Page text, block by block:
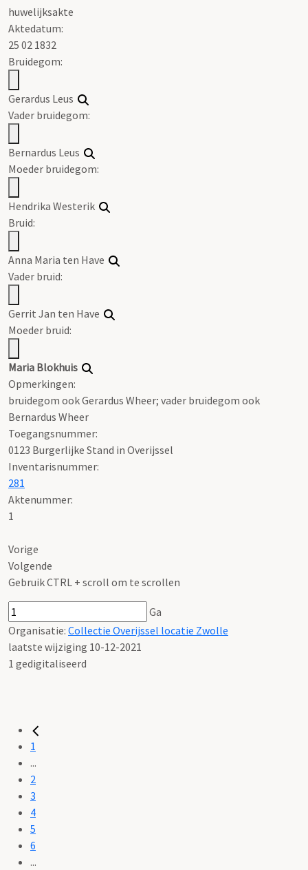
huwelijksakte
Aktedatum:
25 02 1832
Bruidegom:
Gerardus Leus
Vader bruidegom:
Bernardus Leus
Moeder bruidegom:
Hendrika Westerik
Bruid:
Anna Maria ten Have
Vader bruid:
Gerrit Jan ten Have
Moeder bruid:
Maria Blokhuis
Opmerkingen:
bruidegom ook Gerardus Wheer; vader bruidegom ook
Bernardus Wheer
Toegangsnummer:
0123 Burgerlijke Stand in Overijssel
Inventarisnummer:
281
Aktenummer:
1
Vorige
Volgende
Gebruik CTRL + scroll om te scrollen
Ga
Organisatie: Collectie Overijssel locatie Zwolle
laatste wijziging 10-12-2021
1 gedigitaliseerd
1
...
2
3
4
5
6
...